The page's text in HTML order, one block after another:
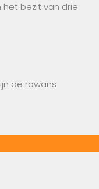
het bezit van drie
de rowans